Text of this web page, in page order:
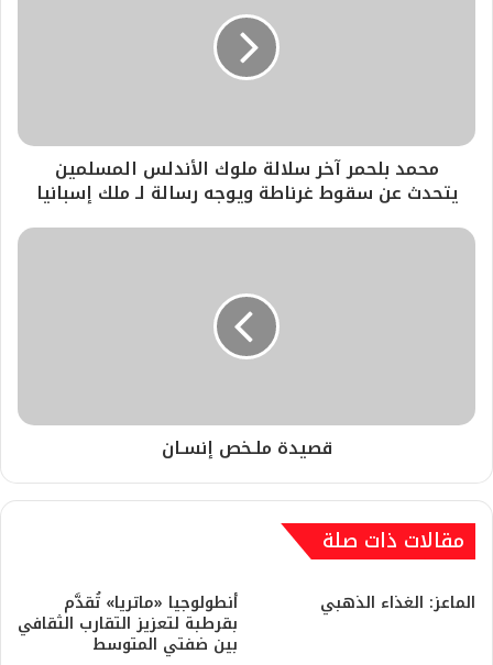
محمد بلحمر آخر سلالة ملوك الأندلس المسلمين
يتحدث عن سقوط غرناطة ويوجه رسالة لـ ملك إسبانيا
قصيدة ملـخص إنسـان
مقالات ذات صلة
​الماعز: الغذاء الذهبي أنطولوجيا «ماتريا» تُقدَّم
بقرطبة لتعزيز التقارب الثقافي
بين ضفتي المتوسط